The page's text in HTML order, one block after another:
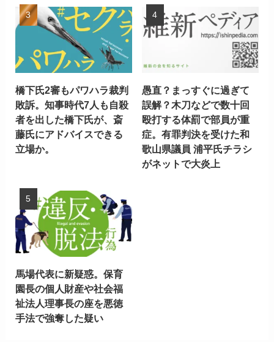
橋下氏2審もパワハラ裁判
敗訴。知事時代7人も自殺
者を出した橋下氏が、斎
藤氏にアドバイスできる
立場か。
愚直？まっすぐに過ぎて
誤解？木刀などで数十回
殴打する体罰で部員が重
症。有罪判決を受けた和
歌山県議員 浦平氏チラシ
がネットで大炎上
馬場代表に新疑惑。保育
園長の個人財産や社会福
祉法人理事長の座を悪徳
手法で強奪した疑い